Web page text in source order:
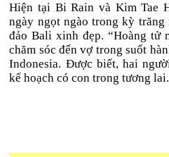
Hiện tại Bi Rain và Kim Tae
ngày ngọt ngào trong kỳ
đảo Bali xinh đẹp. “Hoàng tử
chăm sóc đến vợ trong suốt
Indonesia. Được biết, hai
kế hoạch có con trong tương lai.